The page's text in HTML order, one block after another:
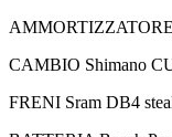
AMMORTIZZATORE
CAMBIO Shimano
FRENI Sram DB4